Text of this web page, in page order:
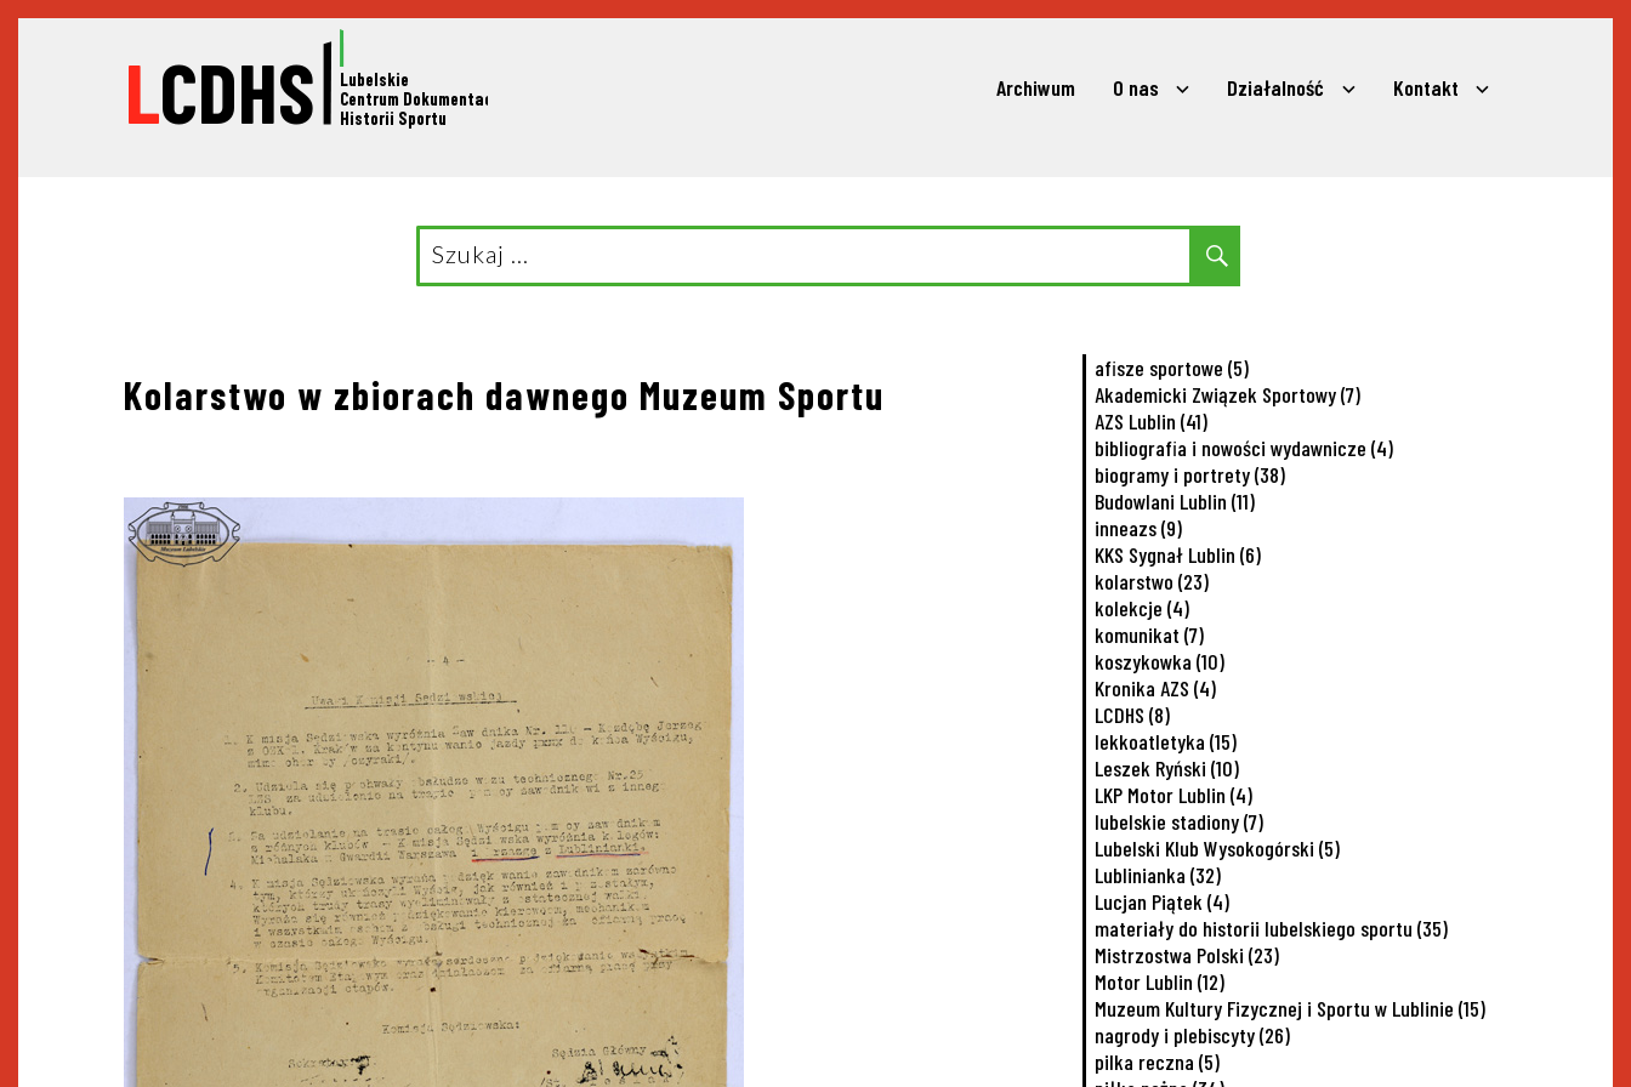
LCDHS
Lubelskie
Centrum Dokumentacji
Historii Sportu
Archiwum O nas
expandDziałalność
expandKontakt
expand
Search
for:
Nawigacja
Kolarstwo w zbiorach dawnego Muzeum Sportu
afisze sportowe (5)
Akademicki Związek Sportowy(7)
AZS Lublin (41)
bibliografia i nowości wydawnicze (4)
biogramy i portrety(38)
Budowlani Lublin (11)
inneazs(9)
KKS Sygnał Lublin (6)
kolarstwo (23)
kolekcje (4)
komunikat (7)
koszykowka (10)
Kronika AZS (4)
LCDHS (8)
lekkoatletyka (15)
Leszek Ryński (10)
LKP Motor Lublin (4)
lubelskie stadiony(7)
Lubelski Klub Wysokogórski (5)
Lublinianka (32)
Lucjan Piątek (4)
materiały do historii lubelskiego sportu (35)
Mistrzostwa Polski (23)
Motor Lublin (12)
Muzeum Kultury Fizycznej i Sportu w Lublinie (15)
nagrody i plebiscyty(26)
pilka reczna (5)